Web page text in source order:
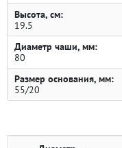
Высота, см:
19.5
Диаметр чаши, мм:
80
Размер основания, мм:
55/20